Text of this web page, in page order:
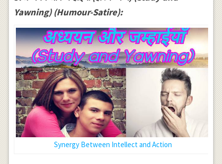
Yawning) (Humour-Satire):
Synergy Between Intellect and Action